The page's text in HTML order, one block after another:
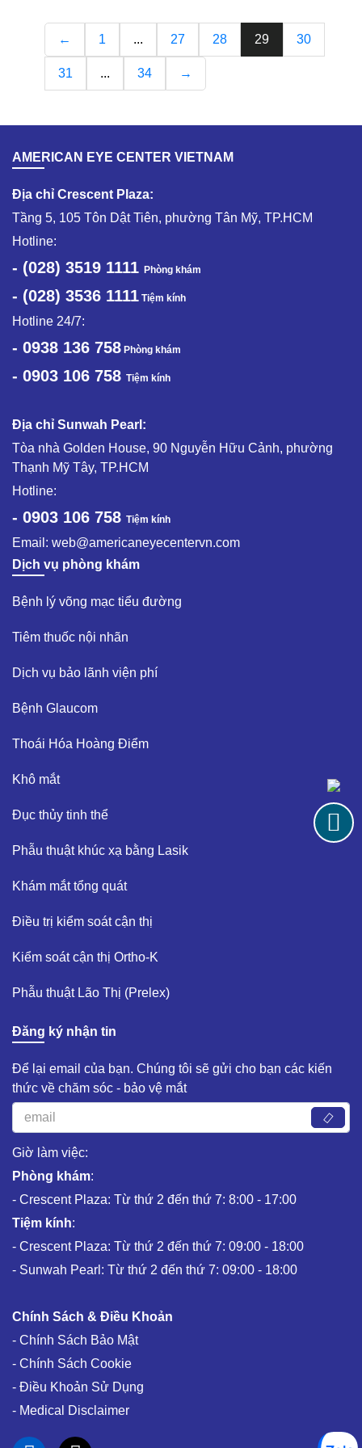
← 1 ... 27 28 29 30
31 ... 34 →
AMERICAN EYE CENTER VIETNAM
Địa chỉ Crescent Plaza:
Tầng 5, 105 Tôn Dật Tiên, phường Tân Mỹ, TP.HCM
Hotline:
- (028) 3519 1111 Phòng khám
- (028) 3536 1111 Tiệm kính
Hotline 24/7:
- 0938 136 758 Phòng khám
- 0903 106 758 Tiệm kính
Địa chỉ Sunwah Pearl:
Tòa nhà Golden House, 90 Nguyễn Hữu Cảnh, phường
Thạnh Mỹ Tây, TP.HCM
Hotline:
- 0903 106 758 Tiệm kính
Email: web@americaneyecentervn.com
Dịch vụ phòng khám
Bệnh lý võng mạc tiểu đường​
Tiêm thuốc nội nhãn ​
Dịch vụ bảo lãnh viện phí​
Bệnh Glaucom​
Thoái Hóa Hoàng Điểm​
Khô mắt​
Đục thủy tinh thể ​
Phẫu thuật khúc xạ bằng Lasik​
Khám mắt tổng quát​
Điều trị kiểm soát cận thị ​
Kiểm soát cận thị Ortho-K​
Phẫu thuật Lão Thị (Prelex)​
Đăng ký nhận tin
Để lại email của bạn. Chúng tôi sẽ gửi cho bạn các kiến
thức về chăm sóc - bảo vệ mắt
Giờ làm việc:
Phòng khám:
- Crescent Plaza: Từ thứ 2 đến thứ 7: 8:00 - 17:00
Tiệm kính:
- Crescent Plaza: Từ thứ 2 đến thứ 7: 09:00 - 18:00
- Sunwah Pearl: Từ thứ 2 đến thứ 7: 09:00 - 18:00
Chính Sách & Điều Khoản
- Chính Sách Bảo Mật
- Chính Sách Cookie
- Điều Khoản Sử Dụng
- Medical Disclaimer